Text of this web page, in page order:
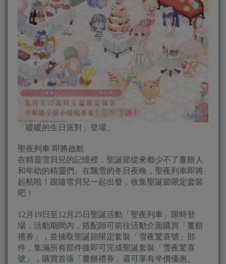
「暖暖的生日派對」登場。
聖夜列車 即將啟航
在精靈雪貝兒的記憶裡，聖誕節從來都少不了薑餅人
和年幼的精靈們。在飄雪的冬日夜晚，聖夜列車即將
起航啦！跟隨雪貝兒一起出發，收集聖誕節限定套裝
吧！
12月19日至12月25日聖誕活動「聖夜列車」限時登
場，活動期間內，搭配師可前往活動介面購買「薑餅
禮券」，並抽取聖誕節限定套裝「雪夜驚喜號」部
件，集滿所有部件後即可完成聖誕套裝「雪夜驚喜
號」，購買首張「薑餅禮券」還可享有半價優惠。